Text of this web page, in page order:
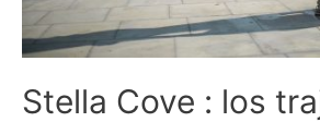
Stella Cove : los